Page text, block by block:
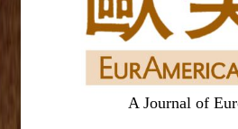
A Journal of